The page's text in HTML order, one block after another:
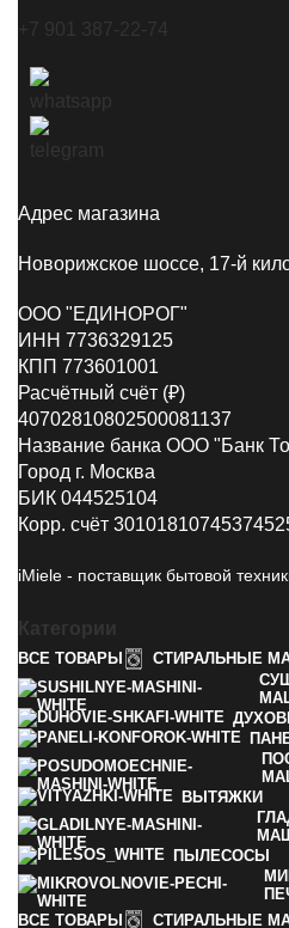
+7 901 387-22-74
Адрес магазина
Новорижское шоссе, 17-й
ООО "ЕДИНОРОГ"
ИНН 7736329125
КПП 773601001
Расчётный счёт (₽)
40702810802500081137
Название банка ООО "Банк
Город г. Москва
БИК 044525104
Корр. счёт
iMiele - поставщик бытовой
Категории
ВСЕ ТОВАРЫ
СТИРАЛЬНЫЕ
ВЫТЯЖКИ
ПЫЛЕСОСЫ
ВСЕ ТОВАРЫ
СТИРАЛЬНЫЕ